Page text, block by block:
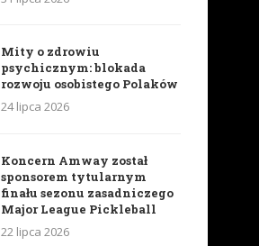
Mity o zdrowiu
psychicznym: blokada
rozwoju osobistego Polaków
24 lipca 2026
Koncern Amway został
sponsorem tytularnym
finału sezonu zasadniczego
Major League Pickleball
22 lipca 2026